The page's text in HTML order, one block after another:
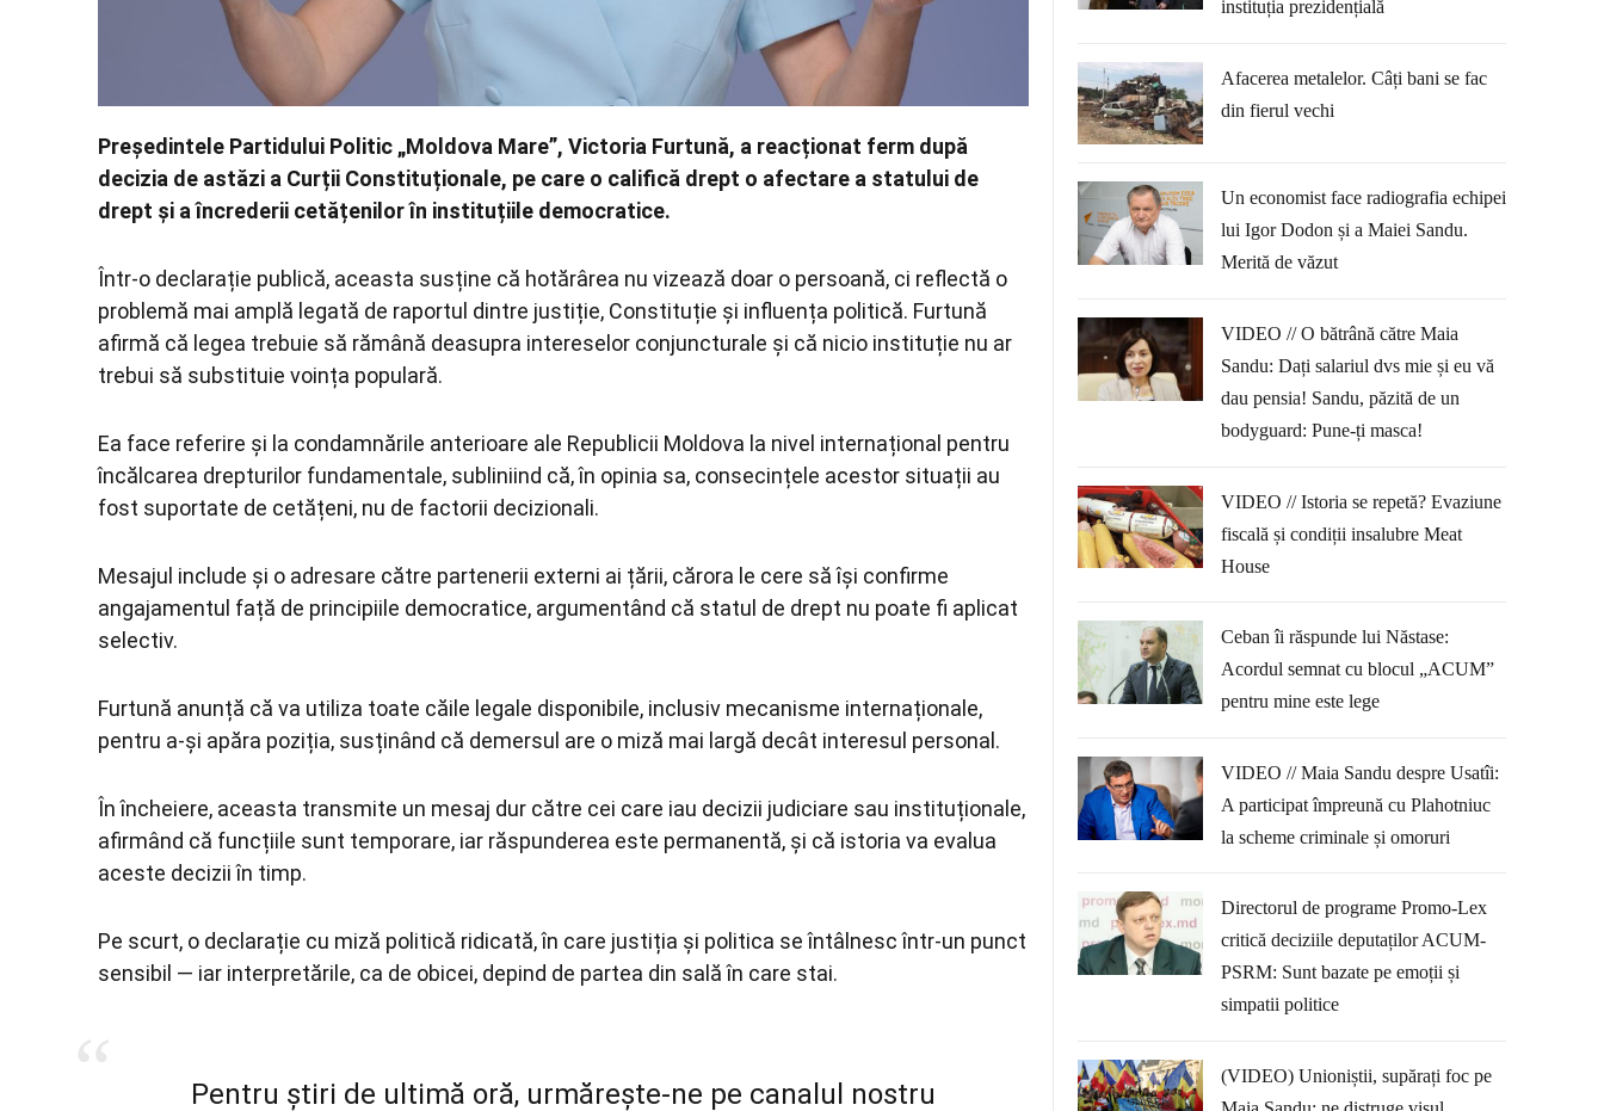
Președintele Partidului Politic „Moldova Mare”, Victoria Furtună, a reacționat ferm după
decizia de astăzi a Curții Constituționale, pe care o califică drept o afectare a statului de
drept și a încrederii cetățenilor în instituțiile democratice.
Într-o declarație publică, aceasta susține că hotărârea nu vizează doar o persoană, ci reflectă o
problemă mai amplă legată de raportul dintre justiție, Constituție și influența politică. Furtună
afirmă că legea trebuie să rămână deasupra intereselor conjuncturale și că nicio instituție nu ar
trebui să substituie voința populară.
Ea face referire și la condamnările anterioare ale Republicii Moldova la nivel internațional pentru
încălcarea drepturilor fundamentale, subliniind că, în opinia sa, consecințele acestor situații au
fost suportate de cetățeni, nu de factorii decizionali.
Mesajul include și o adresare către partenerii externi ai țării, cărora le cere să își confirme
angajamentul față de principiile democratice, argumentând că statul de drept nu poate fi aplicat
selectiv.
Furtună anunță că va utiliza toate căile legale disponibile, inclusiv mecanisme internaționale,
pentru a-și apăra poziția, susținând că demersul are o miză mai largă decât interesul personal.
În încheiere, aceasta transmite un mesaj dur către cei care iau decizii judiciare sau instituționale,
afirmând că funcțiile sunt temporare, iar răspunderea este permanentă, și că istoria va evalua
aceste decizii în timp.
Pe scurt, o declarație cu miză politică ridicată, în care justiția și politica se întâlnesc într-un punct
sensibil — iar interpretările, ca de obicei, depind de partea din sală în care stai.
Pentru știri de ultimă oră, urmărește-ne pe canalul nostru
instituția prezidențială
Afacerea metalelor. Câți bani se fac
din fierul vechi
Un economist face radiografia echipei
lui Igor Dodon și a Maiei Sandu.
Merită de văzut
VIDEO // O bătrână către Maia
Sandu: Dați salariul dvs mie și eu vă
dau pensia! Sandu, păzită de un
bodyguard: Pune-ți masca!
VIDEO // Istoria se repetă? Evaziune
fiscală și condiții insalubre Meat
House
Ceban îi răspunde lui Năstase:
Acordul semnat cu blocul „ACUM”
pentru mine este lege
VIDEO // Maia Sandu despre Usatîi:
A participat împreună cu Plahotniuc
la scheme criminale și omoruri
Directorul de programe Promo-Lex
critică deciziile deputaților ACUM-
PSRM: Sunt bazate pe emoții și
simpatii politice
(VIDEO) Unioniștii, supărați foc pe